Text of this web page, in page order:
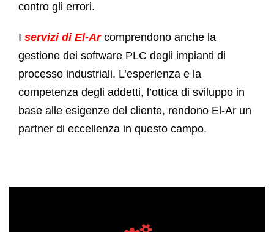
contro gli errori.
I servizi di El-Arcomprendono anche la
gestione dei software PLC degli impianti di
processo industriali. L’esperienza e la
competenza degli addetti, l’ottica di sviluppo in
base alle esigenze del cliente, rendono El-Ar un
partner di eccellenza in questo campo.